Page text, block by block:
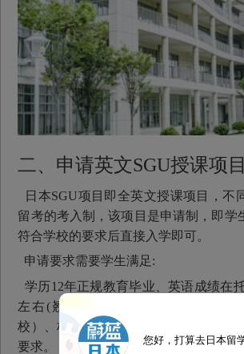
二、申请英文SGU授课项目
日本SGU项目即全英文授课项目，不
留考的考入制，该项目是申请制，即学
符合学校的要求后直接入学即可。
申请要求需要学生满足:
学历12年正规教育毕业、英语成绩在
左右(翘楚院校），托福85或者雅思
校）、标准化成绩在如SAT、ACT、高
要求。
您好，打算去日本留